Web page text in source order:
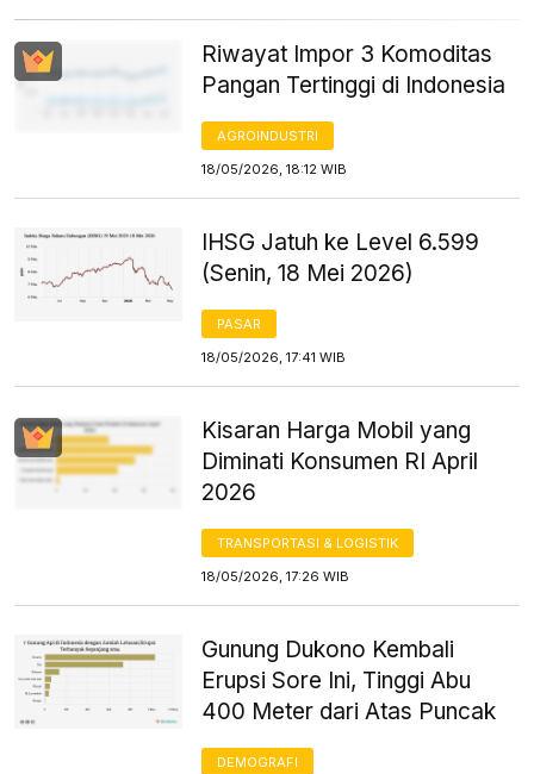
Riwayat Impor 3 Komoditas
Pangan Tertinggi di Indonesia
AGROINDUSTRI
18/05/2026, 18:12 WIB
IHSG Jatuh ke Level 6.599
(Senin, 18 Mei 2026)
PASAR
18/05/2026, 17:41 WIB
Kisaran Harga Mobil yang
Diminati Konsumen RI April
2026
TRANSPORTASI & LOGISTIK
18/05/2026, 17:26 WIB
Gunung Dukono Kembali
Erupsi Sore Ini, Tinggi Abu
400 Meter dari Atas Puncak
DEMOGRAFI